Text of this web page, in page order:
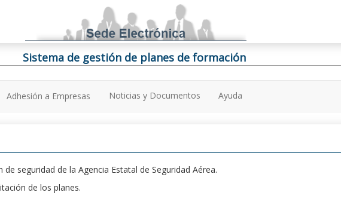
Sistema de gestión de planes de formación
Adhesión a Empresas Noticias y Documentos Ayuda
seguridad de la Agencia Estatal de Seguridad Aérea.
de los planes.